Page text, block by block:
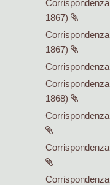
Corrispondenza
1867)
Corrispondenza
1867)
Corrispondenza
Corrispondenza
1868)
Corrispondenza
Corrispondenza
Corrispondenza